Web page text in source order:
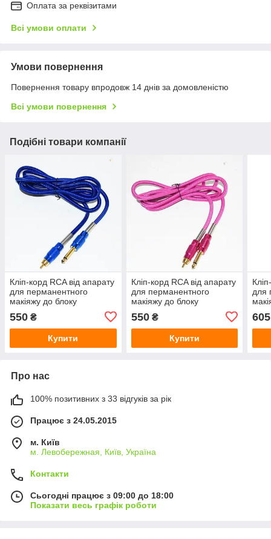
Оплата за реквізитами
Всі умови оплати
Умови повернення
Повернення товару впродовж 14 днів за домовленістю
Всі умови повернення
Подібні товари компанії
Кліп-корд RCA від апарату
для перманентного
макіяжу до блоку
550 ₴
Купити
Кліп-корд RCA від апарату
для перманентного
макіяжу до блоку
550₴
Купити
для
605
Про нас
100% позитивних з 33 відгуків за рік
Працює з 24.05.2015
м. Київ
м. Левобережная, Київ, Україна
Контакти
Сьогодні працює з 09:00 до 18:00
Показати весь графік роботи